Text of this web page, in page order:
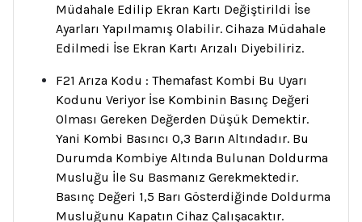
Müdahale Edilip Ekran Kartı Değiştirildi İse
Ayarları Yapılmamış Olabilir. Cihaza Müdahale
Edilmedi İse Ekran Kartı Arızalı Diyebiliriz.
F21 Arıza Kodu : Themafast Kombi Bu Uyarı
Kodunu Veriyor İse Kombinin Basınç Değeri
Olması Gereken Değerden Düşük Demektir.
Yani Kombi Basıncı 0,3 Barın Altındadır. Bu
Durumda Kombiye Altında Bulunan Doldurma
Musluğu İle Su Basmanız Gerekmektedir.
Basınç Değeri 1,5 Barı Gösterdiğinde Doldurma
Musluğunu Kapatın Cihaz Çalışacaktır.